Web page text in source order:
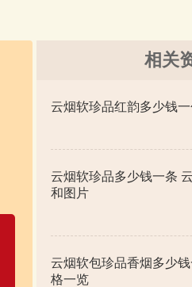
相关
云烟软珍品红韵多少钱一
云烟软珍品多少钱一条
和图片
云烟软包珍品香烟多少
格一览